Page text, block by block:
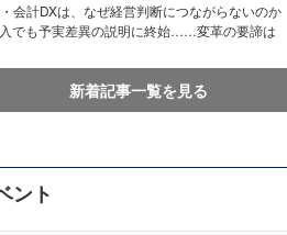
会計DXは、なぜ経営判断につながらないのか
でも予実差異の説明に終始……変革の要諦は
新着記事一覧を見る
ント